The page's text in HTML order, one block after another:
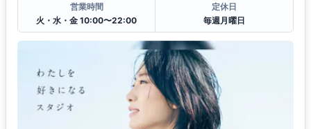
営業時間
火・水・金 10:00〜22:00
定休日
毎週月曜日